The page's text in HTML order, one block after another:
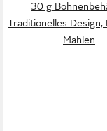
30 g
Traditionelles Design,
Mahlen